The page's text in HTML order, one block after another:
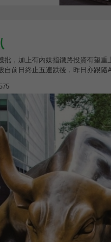
批，加上有內媒指鐵路投資有望重
自前日終止五連跌後，昨日亦跟隨